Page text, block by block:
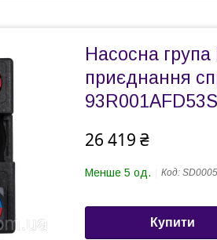
Насосна
приєднання
26 419 ₴
Менше 5 од. Код:
Купити